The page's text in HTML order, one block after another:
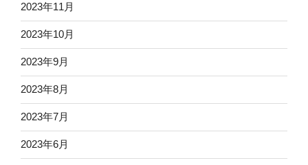
2023年11月
2023年10月
2023年9月
2023年8月
2023年7月
2023年6月